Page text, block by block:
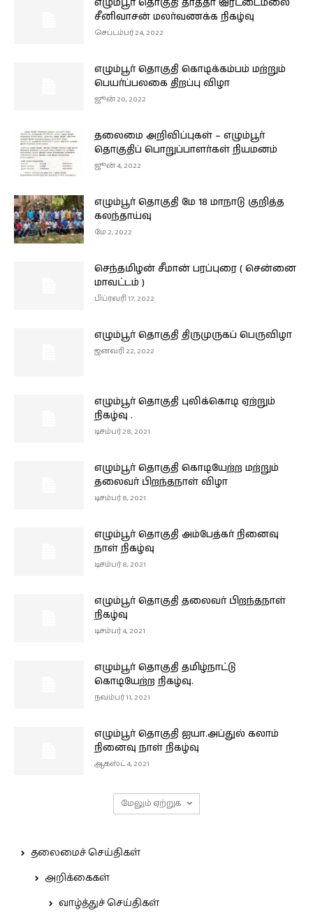
எழும்பூர் தொகுதி தாத்தா இரட்டைமலை
சீனிவாசன் மலர்வணக்க நிகழ்வு
செப்டம்பர் 24, 2022
எழும்பூர் தொகுதி கொடிக்கம்பம் மற்றும்
பெயர்ப்பலகை திறப்பு விழா
ஜூன் 20, 2022
தலைமை அறிவிப்புகள் – எழும்பூர்
தொகுதிப் பொறுப்பாளர்கள் நியமனம்
ஜூன் 4, 2022
எழும்பூர் தொகுதி மே 18 மாநாடு குறித்த
கலந்தாய்வு
மே 2, 2022
செந்தமிழன் சீமான் பரப்புரை ( சென்னை
மாவட்டம் )
பிப்ரவரி 17, 2022
எழும்பூர் தொகுதி திருமுருகப் பெருவிழா
ஜனவரி 22, 2022
எழும்பூர் தொகுதி புலிக்கொடி ஏற்றும்
நிகழ்வு .
டிசம்பர் 28, 2021
எழும்பூர் தொகுதி கொடியேற்ற மற்றும்
தலைவர் பிறந்தநாள் விழா
டிசம்பர் 8, 2021
எழும்பூர் தொகுதி அம்பேத்கர் நினைவு
நாள் நிகழ்வு
டிசம்பர் 8, 2021
எழும்பூர் தொகுதி தலைவர் பிறந்தநாள்
நிகழ்வு
டிசம்பர் 4, 2021
எழும்பூர் தொகுதி தமிழ்நாட்டு
கொடியேற்ற நிகழ்வு.
நவம்பர் 11, 2021
எழும்பூர் தொகுதி ஐயா.அப்துல் கலாம்
நினைவு நாள் நிகழ்வு
ஆகஸ்ட் 4, 2021
மேலும் ஏற்றுக
தலைமைச் செய்திகள்
அறிக்கைகள்
வாழ்த்துச் செய்திகள்